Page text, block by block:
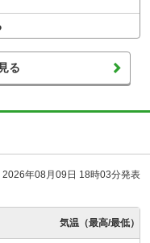
る
2026年08月09日 18時03分発表
気温（最高/最低）